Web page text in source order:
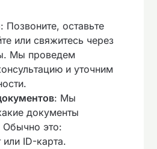
: Позвоните, оставьте
или свяжитесь через
Мы проведем
и уточним
: Мы
документы
это:
ID-карта.